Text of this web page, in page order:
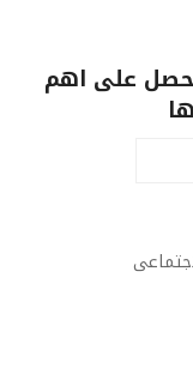
على اهم